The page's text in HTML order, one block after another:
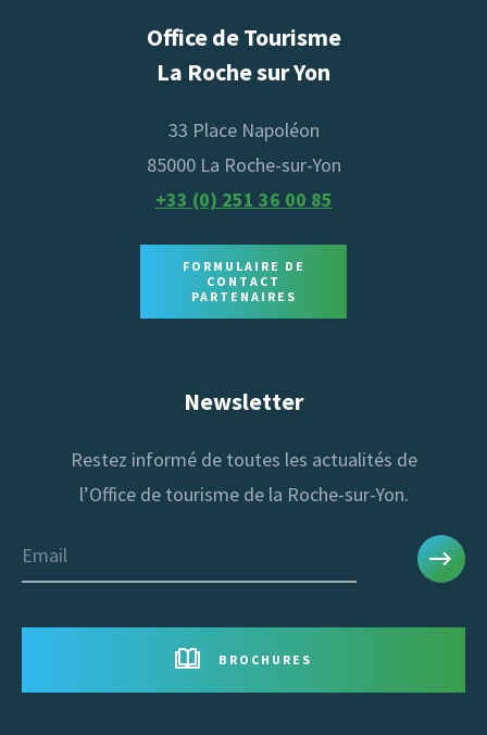
Office de Tourisme
La Roche sur Yon
33 Place Napoléon
85000 La Roche-sur-Yon
+33 (0) 251 36 00 85
FORMULAIRE DE
CONTACT
PARTENAIRES
Newsletter
Restez informé de toutes les actualités de
l’Office de tourisme de la Roche-sur-Yon.
Email
BROCHURES